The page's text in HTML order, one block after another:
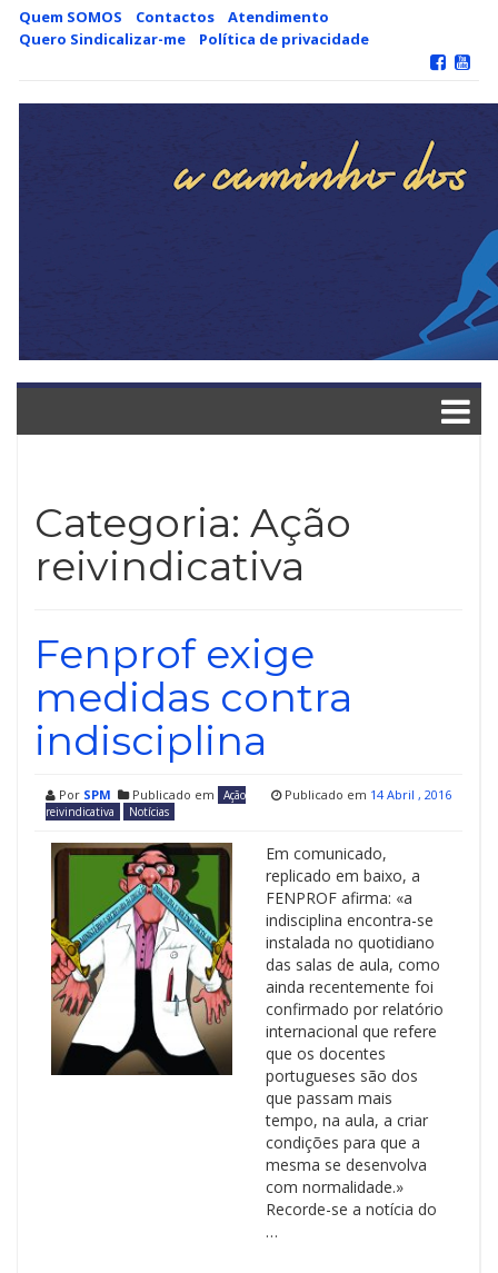
Skip
content
Quem SOMOS Contactos
Atendimento
Quero Sindicalizar-me
Política de privacidade
Categoria: Ação
reivindicativa
Fenprof exige
medidas contra
indisciplina
Por SPM Publicado em
Ação
reivindicativa
Notícias
Publicado em 14 Abril , 2016
Em comunicado,
replicado em baixo, a
FENPROF afirma: «a
indisciplina encontra-se
instalada no quotidiano
das salas de aula, como
ainda recentemente foi
confirmado por relatório
internacional que refere
que os docentes
portugueses são dos
que passam mais
tempo, na aula, a criar
condições para que a
mesma se desenvolva
com normalidade.»
Recorde-se a notícia do
…